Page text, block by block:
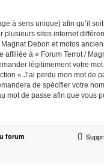
à sens unique) afin qu’il
sites internet
Debon et motos
à « Forum Terrot /
légitimement votre
« J’ai perdu mon mot de
de spécifier votre
mot de passe afin que vous
forum